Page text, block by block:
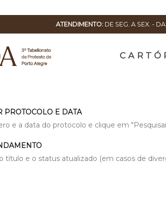
ATENDIMENTO:DE SEG. A SEX. -
PROTOCOLO E DATA
e a data do protocolo e clique em
título e o status atualizado (em casos de